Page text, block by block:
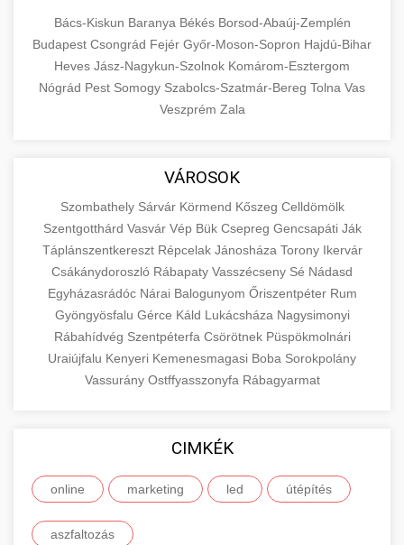
Bács-Kiskun Baranya Békés Borsod-Abaúj-Zemplén
Budapest Csongrád Fejér Győr-Moson-Sopron Hajdú-Bihar
Heves Jász-Nagykun-Szolnok Komárom-Esztergom
Nógrád Pest Somogy Szabolcs-Szatmár-Bereg Tolna Vas
Veszprém Zala
VÁROSOK
Szombathely Sárvár Körmend Kőszeg Celldömölk
Szentgotthárd Vasvár Vép Bük Csepreg Gencsapáti Ják
Táplánszentkereszt Répcelak Jánosháza Torony Ikervár
Csákánydoroszló Rábapaty Vasszécseny Sé Nádasd
Egyházasrádóc Nárai Balogunyom Őriszentpéter Rum
Gyöngyösfalu Gérce Káld Lukácsháza Nagysimonyi
Rábahídvég Szentpéterfa Csörötnek Püspökmolnári
Uraiújfalu Kenyeri Kemenesmagasi Boba Sorokpolány
Vassurány Ostffyasszonyfa Rábagyarmat
CIMKÉK
online marketing led útépítés
aszfaltozás